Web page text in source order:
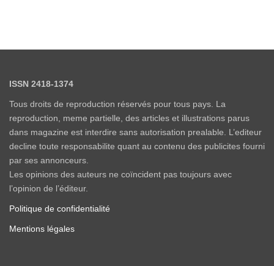
ISSN 2418-1374
Tous droits de reproduction réservés pour tous pays. La
reproduction, meme partielle, des articles et illustrations parus
dans magazine est interdire sans autorisation prealable. L’editeur
decline toute responsabilite quant au contenu des publicites fourni
par ses annonceurs.
Les opinions des auteurs ne coïncident pas toujours avec
l’opinion de l’éditeur.
Politique de confidentialité
Mentions légales